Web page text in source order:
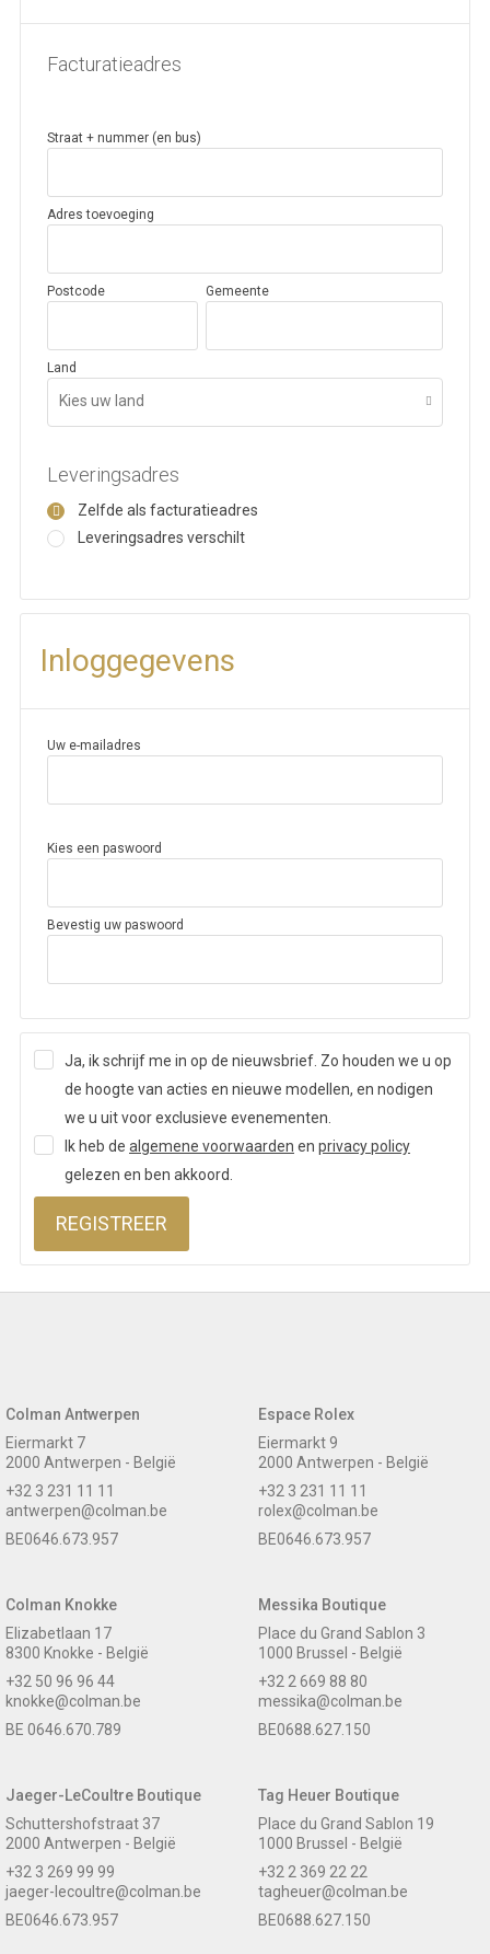
Facturatieadres
Straat + nummer (en bus)
Adres toevoeging
Postcode Gemeente
Land
Kies uw land
Leveringsadres
Zelfde als facturatieadres
Leveringsadres verschilt
Inloggegevens
Uw e-mailadres
Kies een paswoord
Bevestig uw paswoord
Ja, ik schrijf me in op de nieuwsbrief. Zo houden we u op
de hoogte van acties en nieuwe modellen, en nodigen
we u uit voor exclusieve evenementen.
Ik heb de algemene voorwaarden en privacy policy
gelezen en ben akkoord.
REGISTREER
Colman Antwerpen
Eiermarkt 7
2000 Antwerpen - België
+32 3 231 11 11
antwerpen@colman.be
BE0646.673.957
Espace Rolex
Eiermarkt 9
2000 Antwerpen - België
+32 3 231 11 11
rolex@colman.be
BE0646.673.957
Colman Knokke
Elizabetlaan 17
8300 Knokke - België
+32 50 96 96 44
knokke@colman.be
BE 0646.670.789
Messika Boutique
Place du Grand Sablon 3
1000 Brussel - België
+32 2 669 88 80
messika@colman.be
BE0688.627.150
Jaeger-LeCoultre Boutique
Schuttershofstraat 37
2000 Antwerpen - België
+32 3 269 99 99
jaeger-lecoultre@colman.be
BE0646.673.957
Tag Heuer Boutique
Place du Grand Sablon 19
1000 Brussel - België
+32 2 369 22 22
tagheuer@colman.be
BE0688.627.150